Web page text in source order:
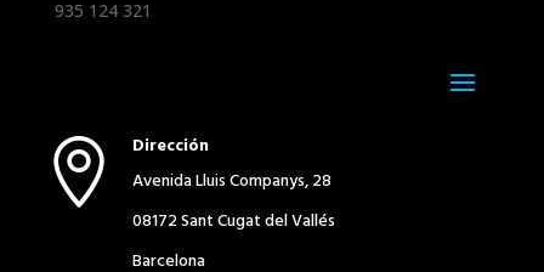
935 124 321

Dirección
Avenida Lluis Companys, 28
08172 Sant Cugat del Vallés
Barcelona